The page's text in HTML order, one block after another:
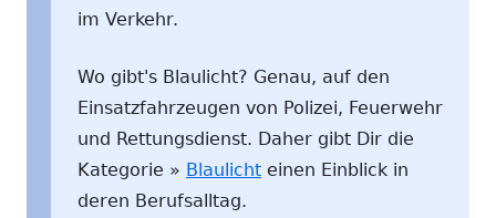
im Verkehr.
Wo gibt's Blaulicht? Genau, auf den
Einsatzfahrzeugen von Polizei, Feuerwehr
und Rettungsdienst. Daher gibt Dir die
Kategorie » Blaulicht einen Einblick in
deren Berufsalltag.